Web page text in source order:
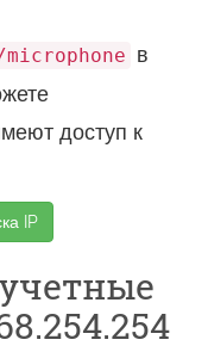
в
доступ к
IP